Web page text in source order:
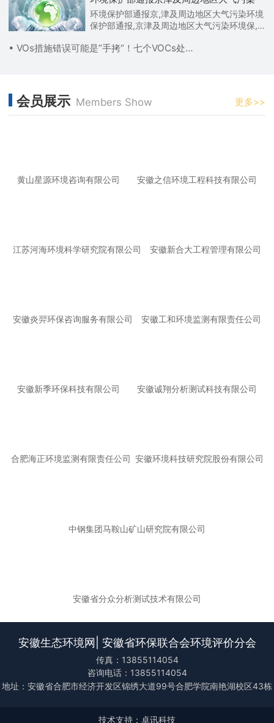
环境保护部通报京,津及周边地区大气污染环境
保护部通报,京津及周边地区大气污染环境保,
• VOs措施错误可能是”手拷“！七个VOCs处理乱象
会员展示 Members Show 更多>>
黄山星源环境咨询有限公司 安徽之信环境工程科技有限公司
江苏河海环境科学研究院有限公司 安徽新合大工程管理有限公司
安徽炎羿环保咨询服务有限公司 安徽工和环境监测有限责任公司
安徽新季环保科技有限公司 安徽诚翔分析测试科技有限公司
合肥海正环境监测有限责任公司 安徽环境科技研究院股份有限公司
中钢集团马鞍山矿山研究院有限公司
安徽省分众分析测试技术有限公司
安徽生态环境网| 安徽省环保联合会环境评价分会
传真：13855114054
咨询电话：13855114054
地址：安徽省合肥市经济开发区锦绣大道99号合肥学院南艳湖校区43栋
技术支持：卓讯科技